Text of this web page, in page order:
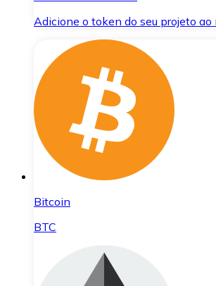
Adicione o token do seu projeto
Bitcoin
BTC